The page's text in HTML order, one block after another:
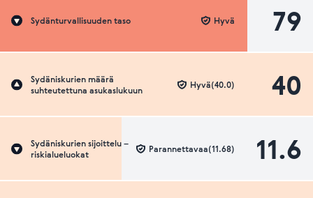
Sydänturvallisuuden taso 79
Hyvä
Sydäniskurien määrä
suhteutettuna asukaslukuun
40
Hyvä(40.0)
Sydäniskurien sijoittelu –
riskialueluokat
11.6
Parannettavaa(11.68)